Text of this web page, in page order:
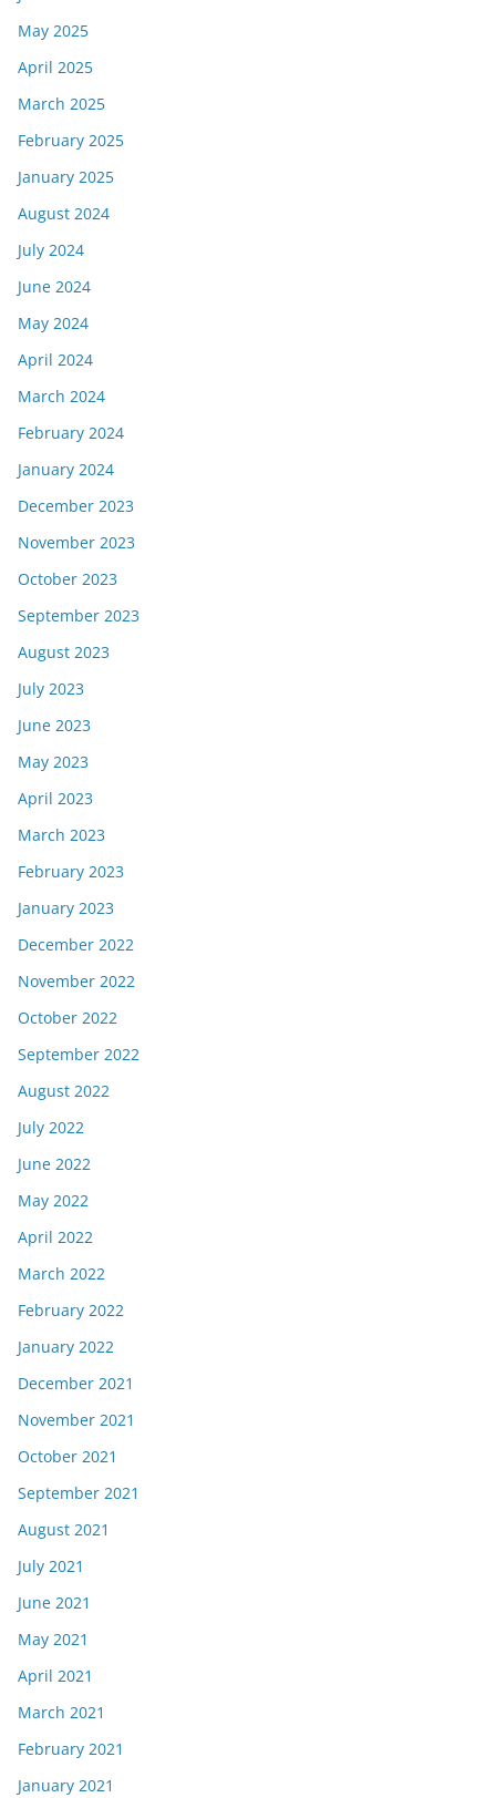
May 2025
April 2025
March 2025
February 2025
January 2025
August 2024
July 2024
June 2024
May 2024
April 2024
March 2024
February 2024
January 2024
December 2023
November 2023
October 2023
September 2023
August 2023
July 2023
June 2023
May 2023
April 2023
March 2023
February 2023
January 2023
December 2022
November 2022
October 2022
September 2022
August 2022
July 2022
June 2022
May 2022
April 2022
March 2022
February 2022
January 2022
December 2021
November 2021
October 2021
September 2021
August 2021
July 2021
June 2021
May 2021
April 2021
March 2021
February 2021
January 2021